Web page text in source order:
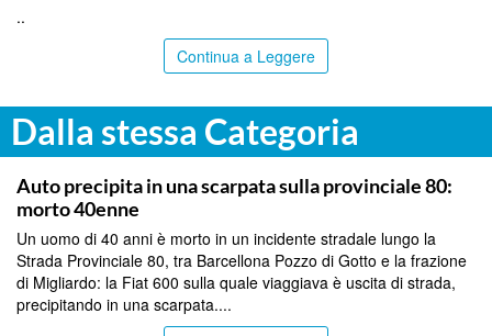
..
Continua a Leggere
Dalla stessa Categoria
MESSINA
Auto precipita in una scarpata sulla provinciale 80:
morto 40enne
Un uomo di 40 anni è morto in un incidente stradale lungo la
Strada Provinciale 80, tra Barcellona Pozzo di Gotto e la frazione
di Migliardo: la Fiat 600 sulla quale viaggiava è uscita di strada,
precipitando in una scarpata....